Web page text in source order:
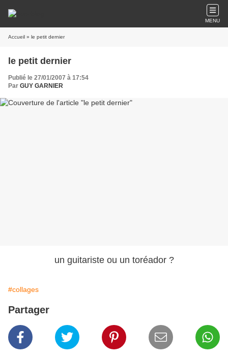
MENU
Accueil » le petit dernier
le petit dernier
Publié le 27/01/2007 à 17:54
Par GUY GARNIER
un guitariste ou un toréador ?
#collages
Partager